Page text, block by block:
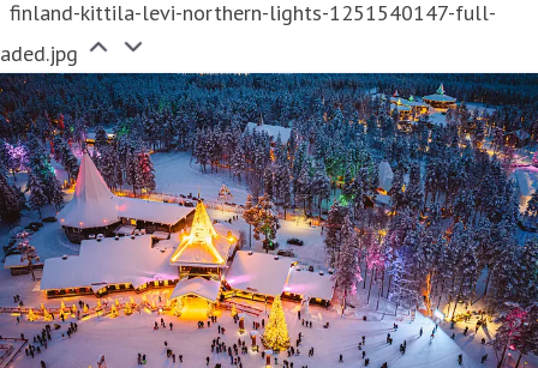
finland-kittila-levi-northern-lights-1251540147-full-